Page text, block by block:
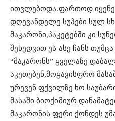
ითვლებოდა.ფართოდ
დღევანდელე სუპები სულ
მაკარონი,პაკეტებში კი
შეხედვით ეს ასე ჩანს
“მაკარონს” ყველაზე
აკეთებენ,მოყავისფრო
ურევენ ფქვილზე ხო
მასაში ბიოქიმიურ
მაკარონის ფერი ქონდეს